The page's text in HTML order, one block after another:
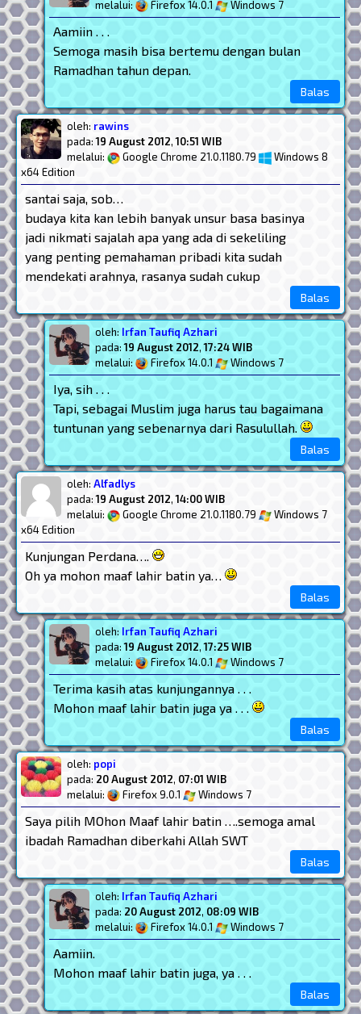
melalui: Firefox 14.0.1 Windows 7
Aamiin . . .
Semoga masih bisa bertemu dengan bulan
Ramadhan tahun depan.
Balas
oleh: rawins
pada:19 August 2012,10:51 WIB
melalui:
Google Chrome 21.0.1180.79
Windows 8
x64 Edition
santai saja, sob…
budaya kita kan lebih banyak unsur basa basinya
jadi nikmati sajalah apa yang ada di sekeliling
yang penting pemahaman pribadi kita sudah
mendekati arahnya, rasanya sudah cukup
Balas
oleh: Irfan Taufiq Azhari
pada:19 August 2012,17:24 WIB
melalui:
Firefox 14.0.1 Windows 7
Iya, sih . . .
Tapi, sebagai Muslim juga harus tau bagaimana
tuntunan yang sebenarnya dari Rasulullah.
Balas
oleh: Alfadlys
pada:19 August 2012,14:00 WIB
melalui:
Google Chrome 21.0.1180.79
Windows 7
x64 Edition
Kunjungan Perdana….
Oh ya mohon maaf lahir batin ya…
Balas
oleh: Irfan Taufiq Azhari
pada:19 August 2012,17:25 WIB
melalui:
Firefox 14.0.1 Windows 7
Terima kasih atas kunjungannya . . .
Mohon maaf lahir batin juga ya . . .
Balas
oleh: popi
pada: 20 August 2012, 07:01 WIB
melalui:
Firefox 9.0.1 Windows 7
Saya pilih MOhon Maaf lahir batin ….semoga amal
ibadah Ramadhan diberkahi Allah SWT
Balas
oleh: Irfan Taufiq Azhari
pada: 20 August 2012, 08:09 WIB
melalui:
Firefox 14.0.1 Windows 7
Aamiin.
Mohon maaf lahir batin juga, ya . . .
Balas